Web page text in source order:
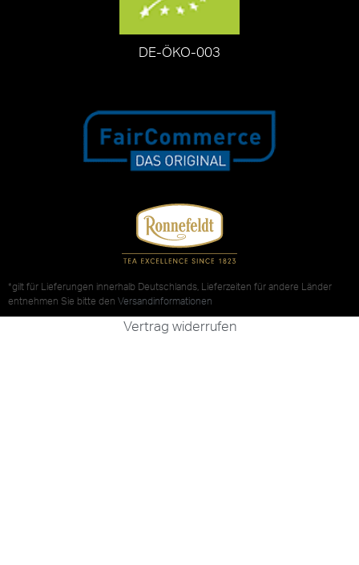
DE-ÖKO-003
*gilt für Lieferungen innerhalb Deutschlands, Lieferzeiten für andere Länder
entnehmen Sie bitte den Versandinformationen
Vertrag widerrufen